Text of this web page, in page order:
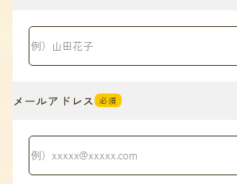
メールアドレス 必須